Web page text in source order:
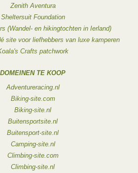
Zenith Aventura
Sheltersuit Foundation
(Wandel- en hikingtochten in Ierland)
site voor liefhebbers van luxe kamperen
Crafts patchwork
DOMEINEN TE KOOP
Adventureracing.nl
Biking-site.com
Biking-site.nl
Buitensportsite.nl
Buitensport-site.nl
Camping-site.nl
Climbing-site.com
Climbing-site.nl